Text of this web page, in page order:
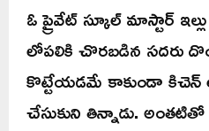
ఓ ప్రైవేట్ స్కూల్ మాస్టార్
లోపలికి చొరబడిన సదరు
కొట్టేయడమే కాకుండా కిచెన్
చేసుకుని తిన్నాడు.